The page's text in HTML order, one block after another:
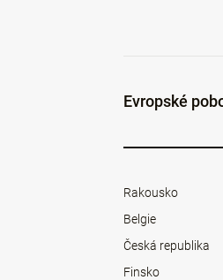
Evropské
Rakousko
Belgie
Česká republika
Finsko